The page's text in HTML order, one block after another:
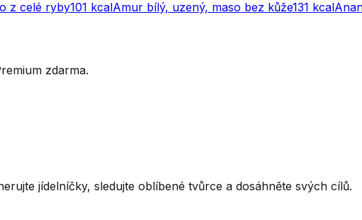
z celé ryby101 kcalAmur bílý, uzený, maso bez kůže131 kcal
zdarma.
jídelníčky, sledujte oblíbené tvůrce a dosáhněte svých cílů.